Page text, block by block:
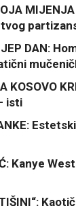
DAN:
KOSOVO
isti
Kanye